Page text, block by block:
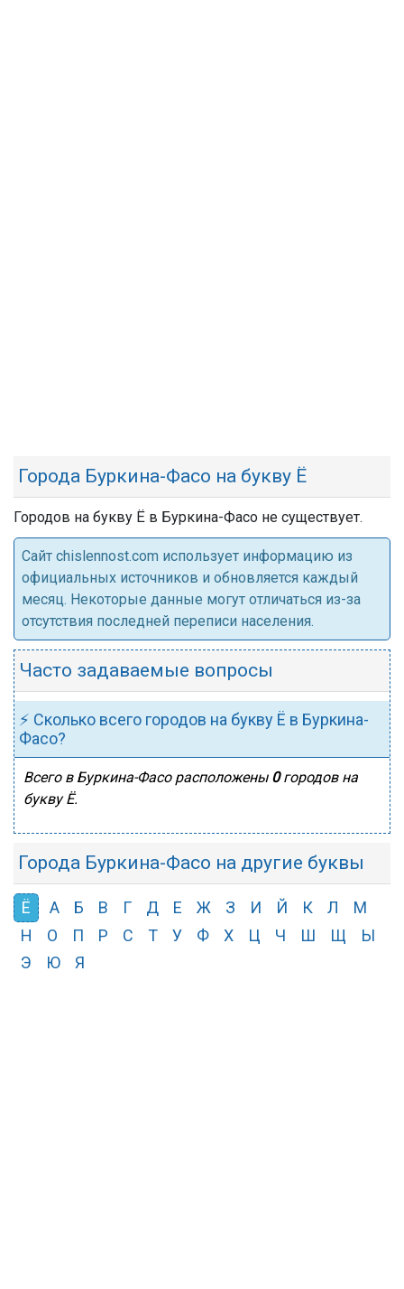
Города Буркина-Фасо на букву Ё
Городов на букву Ё в Буркина-Фасо не существует.
Cайт chislennost.com использует информацию из
официальных источников и обновляется каждый
месяц. Некоторые данные могут отличаться из-за
отсутствия последней переписи населения.
Часто задаваемые вопросы
⚡ Сколько всего городов на букву Ё в Буркина-
Фасо?
Всего в Буркина-Фасо расположены 0городов на
букву Ё.
Города Буркина-Фасо на другие буквы
Ё А Б В Г Д Е Ж З И Й К Л
М
Н
О П Р С Т У Ф Х Ц Ч Ш Щ
Ы
Э
Ю Я